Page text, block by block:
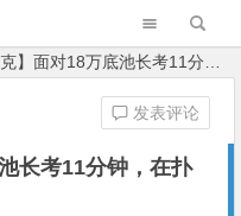
18万底池长考11分钟，在扑克直播中这样做过分吗？
长考11分钟，在扑
发表评论